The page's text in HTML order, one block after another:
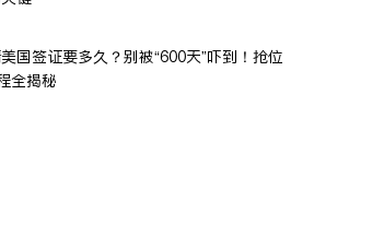
国签证要多久？别被“600天”吓到！抢位
全揭秘